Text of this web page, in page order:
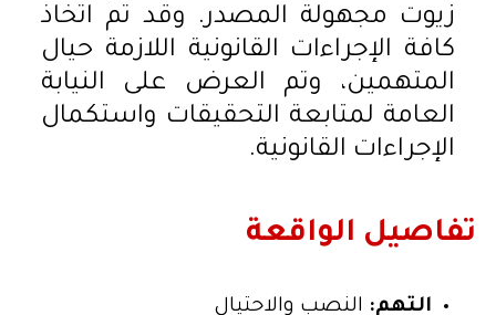
زيوت مجهولة المصدر. وقد تم اتخاذ
كافة الإجراءات القانونية اللازمة حيال
المتهمين، وتم العرض على النيابة
العامة لمتابعة التحقيقات واستكمال
الإجراءات القانونية.
تفاصيل الواقعة
التهم: النصب والاحتيال